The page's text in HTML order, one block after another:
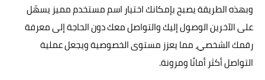
وبهذه الطريقة يصبح بإمكانك اختيار اسم مستخدم مميز يسهّل
على الآخرين الوصول إليك والتواصل معك دون الحاجة إلى معرفة
رقمك الشخصي، مما يعزز مستوى الخصوصية ويجعل عملية
التواصل أكثر أمانًا ومرونة.